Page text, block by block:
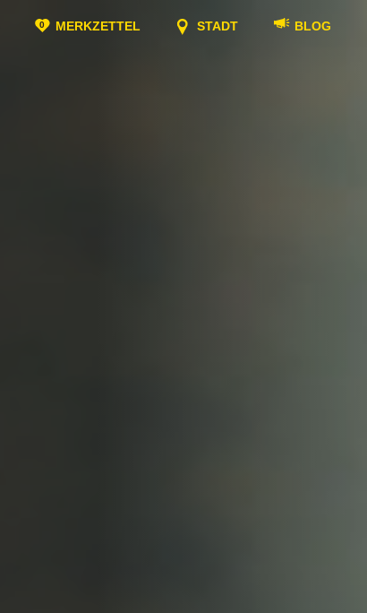
MERKZETTEL STADT BLOG